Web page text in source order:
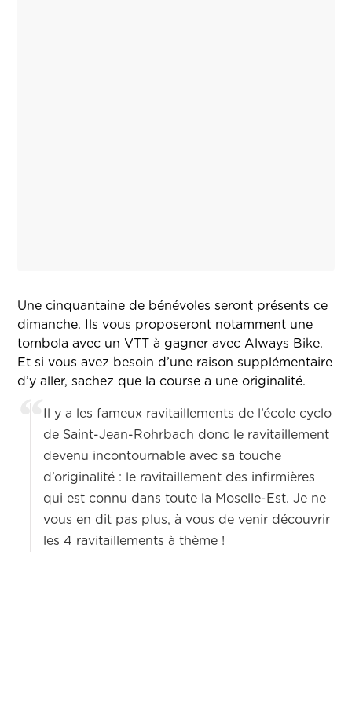
Une cinquantaine de bénévoles seront présents ce
dimanche. Ils vous proposeront notamment une
tombola avec un VTT à gagner avec Always Bike.
Et si vous avez besoin d’une raison supplémentaire
d’y aller, sachez que la course a une originalité.
Il y a les fameux ravitaillements de l’école cyclo
de Saint-Jean-Rohrbach donc le ravitaillement
devenu incontournable avec sa touche
d’originalité : le ravitaillement des infirmières
qui est connu dans toute la Moselle-Est. Je ne
vous en dit pas plus, à vous de venir découvrir
les 4 ravitaillements à thème !